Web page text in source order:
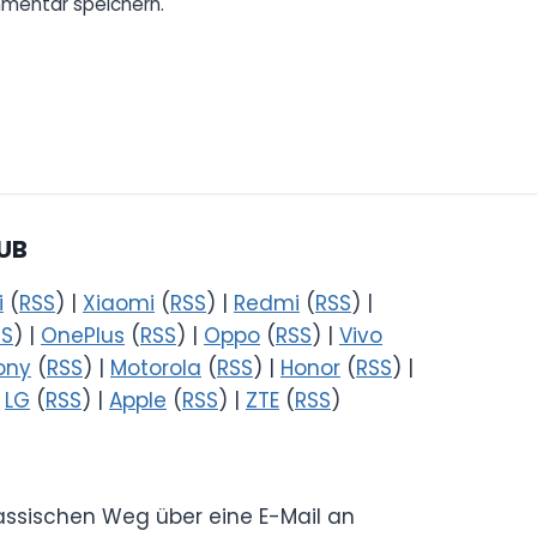
(RSS) | Xiaomi (RSS) | Redmi (RSS) |
) | OnePlus (RSS) | Oppo (RSS) | Vivo
(RSS) | Motorola (RSS) | Honor (RSS) |
LG (RSS) | Apple (RSS) | ZTE (RSS)
Weg über eine E-Mail an